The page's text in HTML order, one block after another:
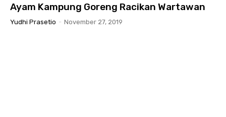
Ayam Kampung Goreng Racikan Wartawan
Yudhi Prasetio - November 27, 2019